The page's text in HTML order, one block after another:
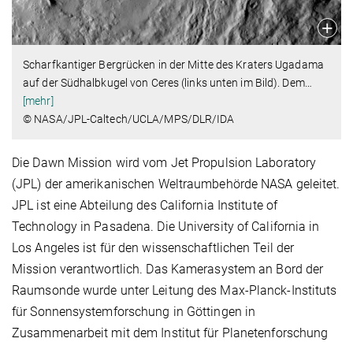
Scharfkantiger Bergrücken in der Mitte des Kraters Ugadama
auf der Südhalbkugel von Ceres (links unten im Bild). Dem…
[mehr]
© NASA/JPL-Caltech/UCLA/MPS/DLR/IDA
Die Dawn Mission wird vom Jet Propulsion Laboratory
(JPL) der amerikanischen Weltraumbehörde NASA geleitet.
JPL ist eine Abteilung des California Institute of
Technology in Pasadena. Die University of California in
Los Angeles ist für den wissenschaftlichen Teil der
Mission verantwortlich. Das Kamerasystem an Bord der
Raumsonde wurde unter Leitung des Max-Planck-Instituts
für Sonnensystemforschung in Göttingen in
Zusammenarbeit mit dem Institut für Planetenforschung